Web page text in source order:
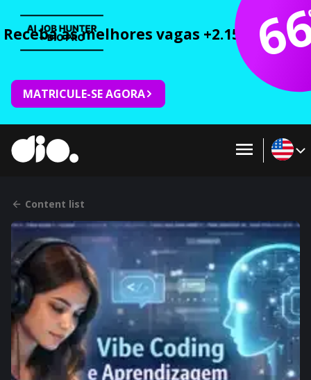
Receba as melhores vagas +2.150 cursos
MATRICULE-SE AGORA
Content list